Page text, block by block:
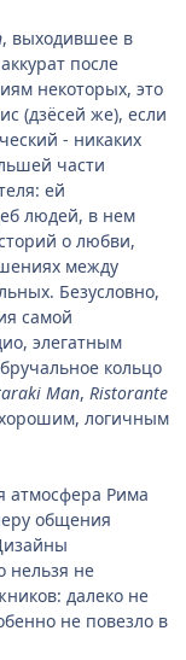
, выходившее в
после
некоторых, это
(дзёсей же), если
- никаких
части
ей
людей, в нем
о любви,
между
Безусловно,
самой
элегатным
кольцо
Man, Ristorante
хорошим, логичным
атмосфера Рима
общения
нельзя не
далеко не
не повезло в